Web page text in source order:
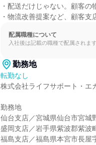
・配送だけじゃない。顧客
・物流改善提案など、顧客支
配属職種について
入社後は記載の職種で配属されます
勤務地
転勤なし
株式会社ライフサポート・エ
勤務地
仙台支店／宮城県仙台市宮城
盛岡支店／岩手県紫波郡紫波
福島支店／福島県本宮市長屋